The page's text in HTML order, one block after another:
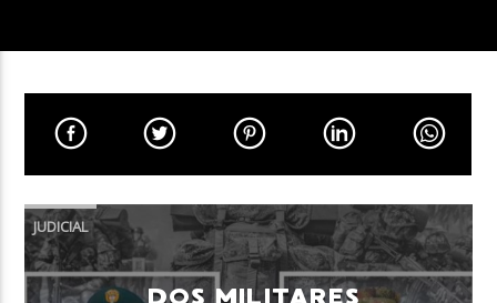
TÍTULO
ARTISTA
JUDICIAL
DOS MILITARES